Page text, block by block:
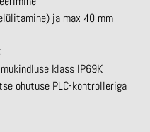
ja max 40 mm
klass IP69K
ohutuse PLC-kontrolleriga